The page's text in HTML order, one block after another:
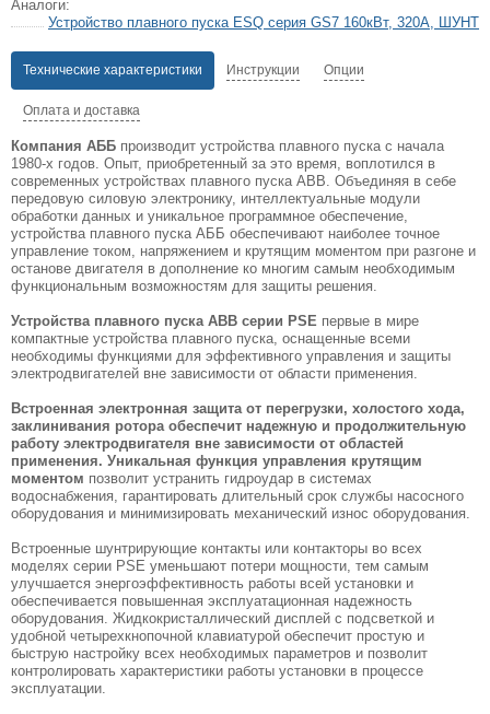
Аналоги:
Устройство плавного пуска ESQ серия GS7 160кВт, 320А, ШУНТ
Технические характеристики Инструкции Опции
Оплата и доставка
Компания АББ производит устройства плавного пуска с начала
1980-х годов. Опыт, приобретенный за это время, воплотился в
современных устройствах плавного пуска ABB. Объединяя в себе
передовую силовую электронику, интеллектуальные модули
обработки данных и уникальное программное обеспечение,
устройства плавного пуска АББ обеспечивают наиболее точное
управление током, напряжением и крутящим моментом при разгоне и
останове двигателя в дополнение ко многим самым необходимым
функциональным возможностям для защиты решения.
Устройства плавного пуска ABB серии PSE первые в мире
компактные устройства плавного пуска, оснащенные всеми
необходимы функциями для эффективного управления и защиты
электродвигателей вне зависимости от области применения.
Встроенная электронная защита от перегрузки, холостого хода,
заклинивания ротора обеспечит надежную и продолжительную
работу электродвигателя вне зависимости от областей
применения. Уникальная функция управления крутящим
моментом позволит устранить гидроудар в системах
водоснабжения, гарантировать длительный срок службы насосного
оборудования и минимизировать механический износ оборудования.
Встроенные шунтрирующие контакты или контакторы во всех
моделях серии PSE уменьшают потери мощности, тем самым
улучшается энергоэффективность работы всей установки и
обеспечивается повышенная эксплуатационная надежность
оборудования. Жидкокристаллический дисплей с подсветкой и
удобной четырехкнопочной клавиатурой обеспечит простую и
быструю настройку всех необходимых параметров и позволит
контролировать характеристики работы установки в процессе
эксплуатации.